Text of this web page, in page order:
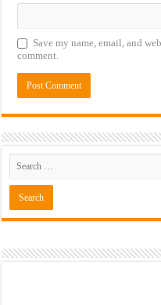
Save my name, email, and
comment.